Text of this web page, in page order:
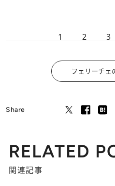
1 2 3
フェリーチェ
Share
RELATED
関連記事